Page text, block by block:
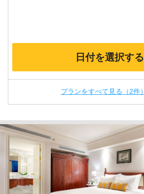
日付を選択する
プランをすべて見る（2件）